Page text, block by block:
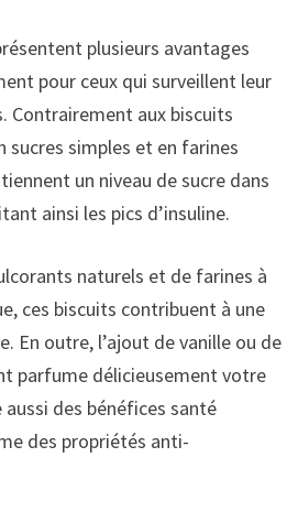
plusieurs avantages
pour ceux qui surveillent leur
Contrairement aux biscuits
sucres simples et en farines
un niveau de sucre dans
ainsi les pics d’insuline.
naturels et de farines à
ces biscuits contribuent à une
En outre, l’ajout de vanille ou de
parfume délicieusement votre
des bénéfices santé
des propriétés anti-